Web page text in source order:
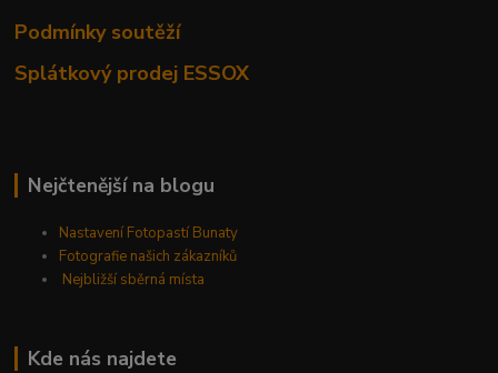
Podmínky soutěží
Splátkový prodej ESSOX
Nejčtenější na blogu
Nastavení Fotopastí Bunaty
Fotografie našich zákazníků
Nejbližší sběrná místa
Kde nás najdete